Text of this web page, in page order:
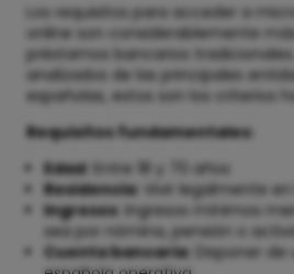
Los requisitos para acceder a
online son considerablemente
préstamos bancarios
analizados de las principales
españolas, estos son los criterios
Requisitos fundamentales:
Edad: Entre 18 y 70 años
Residencia: Vivir legalmente en
Ingresos: Ingresos mínimos
sea por nómina, pensión o
Cuenta bancaria: Disponer